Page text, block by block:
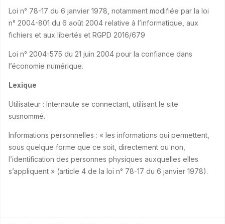
Loi n° 78-17 du 6 janvier 1978, notamment modifiée par la loi
n° 2004-801 du 6 août 2004 relative à l’informatique, aux
fichiers et aux libertés et RGPD 2016/679
Loi n° 2004-575 du 21 juin 2004 pour la confiance dans
l’économie numérique.
Lexique
Utilisateur : Internaute se connectant, utilisant le site
susnommé.
Informations personnelles : « les informations qui permettent,
sous quelque forme que ce soit, directement ou non,
l’identification des personnes physiques auxquelles elles
s’appliquent » (article 4 de la loi n° 78-17 du 6 janvier 1978).